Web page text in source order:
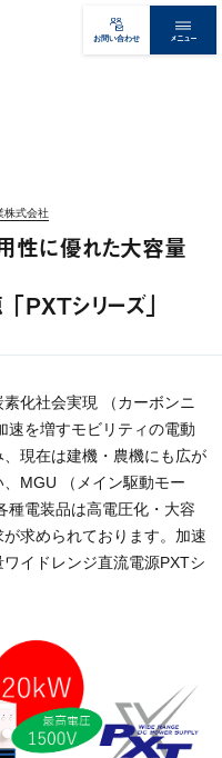
お問い合わせ メニュー
株式会社
性に優れた大容量
PXTシリーズ」
化社会実現 （カーボンニ
速を増すモビリティの電動
現在は建機・農機にも広が
MGU （メイン駆動モー
種電装品は高電圧化・大容
求められております。加速
イドレンジ直流電源PXTシ